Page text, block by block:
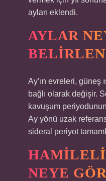
ayları eklendi.
AYLAR
Ay’ın evreleri, güneş
bağlı olarak değişir.
kavuşum
Ay yönü uzak
sideral periyot
NEYE